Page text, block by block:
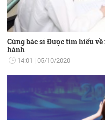
Cùng bác sĩ Được tìm hiểu
hành
14:01 05/10/2020